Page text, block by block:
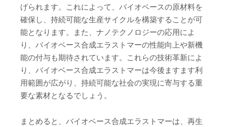
げられます。これによって、バイオベースの原材料を
確保し、持続可能な生産サイクルを構築することが可
能となります。また、ナノテクノロジーの応用によ
り、バイオベース合成エラストマーの性能向上や新機
能の付与も期待されています。これらの技術革新によ
り、バイオベース合成エラストマーは今後ますます利
用範囲が広がり、持続可能な社会の実現に寄与する重
要な素材となるでしょう。
まとめると、バイオベース合成エラストマーは、再生